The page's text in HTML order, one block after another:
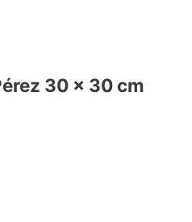
30 x 30 cm